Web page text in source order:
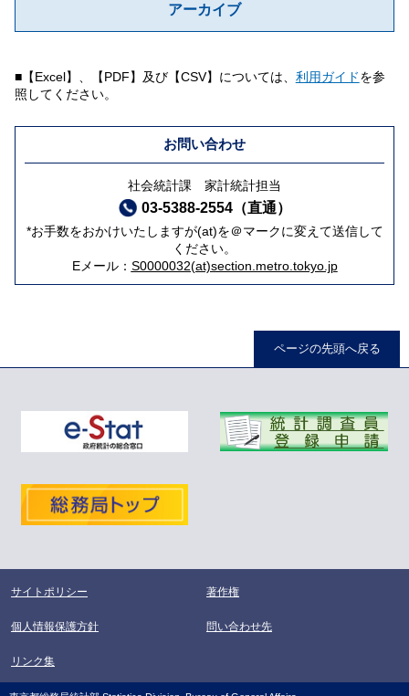
アーカイブ
■【Excel】、【PDF】及び【CSV】については、 利用ガイドを参
照してください。
お問い合わせ
社会統計課 家計統計担当
03-5388-2554（直通）
*お手数をおかけいたしますが(at)を＠マークに変えて送信して
ください。
Eメール： S0000032(at)section.metro.tokyo.jp
ページの先頭へ戻る
サイトポリシー 著作権
個人情報保護方針 問い合わせ先
リンク集